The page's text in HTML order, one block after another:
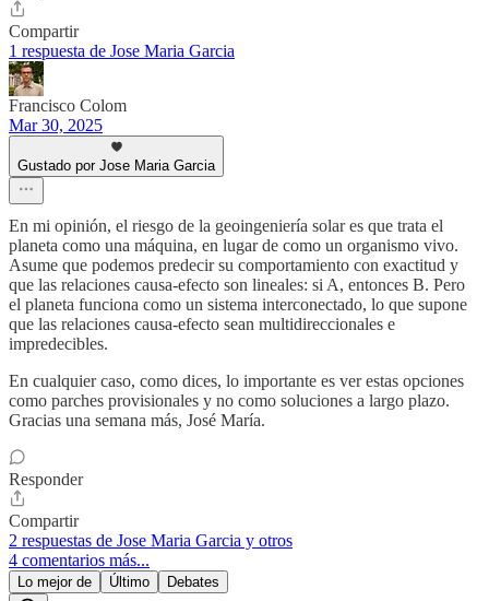
Compartir
1 respuesta de Jose Maria Garcia
Francisco Colom
Mar 30, 2025
Gustado por Jose Maria Garcia
En mi opinión, el riesgo de la geoingeniería solar es que trata el
planeta como una máquina, en lugar de como un organismo vivo.
Asume que podemos predecir su comportamiento con exactitud y
que las relaciones causa-efecto son lineales: si A, entonces B. Pero
el planeta funciona como un sistema interconectado, lo que supone
que las relaciones causa-efecto sean multidireccionales e
impredecibles.
En cualquier caso, como dices, lo importante es ver estas opciones
como parches provisionales y no como soluciones a largo plazo.
Gracias una semana más, José María.
Responder
Compartir
2 respuestas de Jose Maria Garcia y otros
4 comentarios más...
Lo mejor de Último Debates